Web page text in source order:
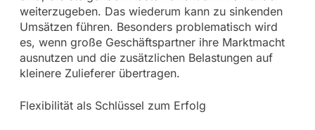
weiterzugeben. Das wiederum kann zu sinkenden
Umsätzen führen. Besonders problematisch wird
es, wenn große Geschäftspartner ihre Marktmacht
ausnutzen und die zusätzlichen Belastungen auf
kleinere Zulieferer übertragen.
Flexibilität als Schlüssel zum Erfolg